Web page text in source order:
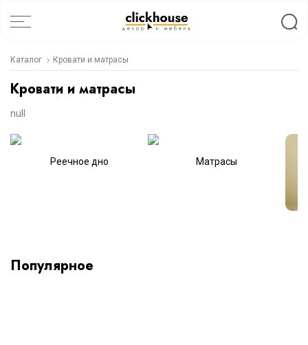
Каталог Кровати и матрасы
Кровати и матрасы
null
Реечное дно Матрасы
Популярное